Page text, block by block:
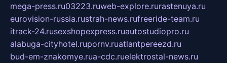
mega-press.ru03223.ruweb-explore.rurastenuya.ru
eurovision-russia.rustrah-news.rufreeride-team.ru
itrack-24.rusexshopexpress.ruautostudiopro.ru
alabuga-cityhotel.rupornv.ruatlantpereezd.ru
bud-em-znakomye.rua-cdc.ruelektrostal-news.ru